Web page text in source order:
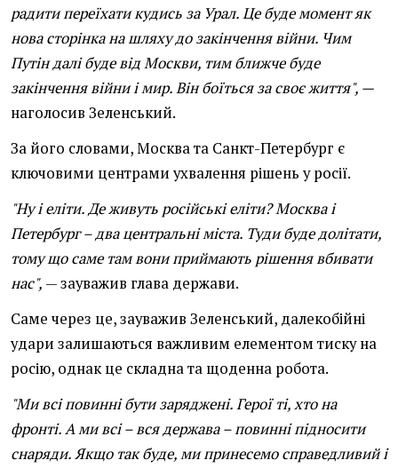
радити переїхати кудись за Урал. Це буде момент як
нова сторінка на шляху до закінчення війни. Чим
Путін далі буде від Москви, тим ближче буде
закінчення війни і мир. Він боїться за своє життя", —
наголосив Зеленський.
За його словами, Москва та Санкт-Петербург є
ключовими центрами ухвалення рішень у росії.
"Ну і еліти. Де живуть російські еліти? Москва і
Петербург – два центральні міста. Туди буде долітати,
тому що саме там вони приймають рішення вбивати
нас", — зауважив глава держави.
Саме через це, зауважив Зеленський, далекобійні
удари залишаються важливим елементом тиску на
росію, однак це складна та щоденна робота.
"Ми всі повинні бути заряджені. Герої ті, хто на
фронті. А ми всі – вся держава – повинні підносити
снаряди. Якщо так буде, ми принесемо справедливий і